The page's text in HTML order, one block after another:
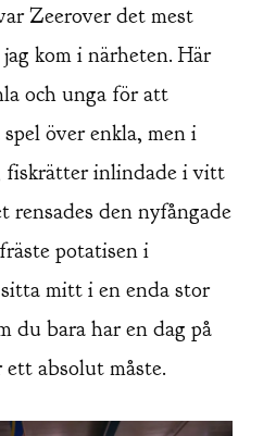
Zeerover det mest
kom i närheten. Här
och unga för att
över enkla, men i
fiskrätter inlindade i vitt
rensades den nyfångade
potatisen i
mitt i en enda stor
du bara har en dag på
absolut måste.